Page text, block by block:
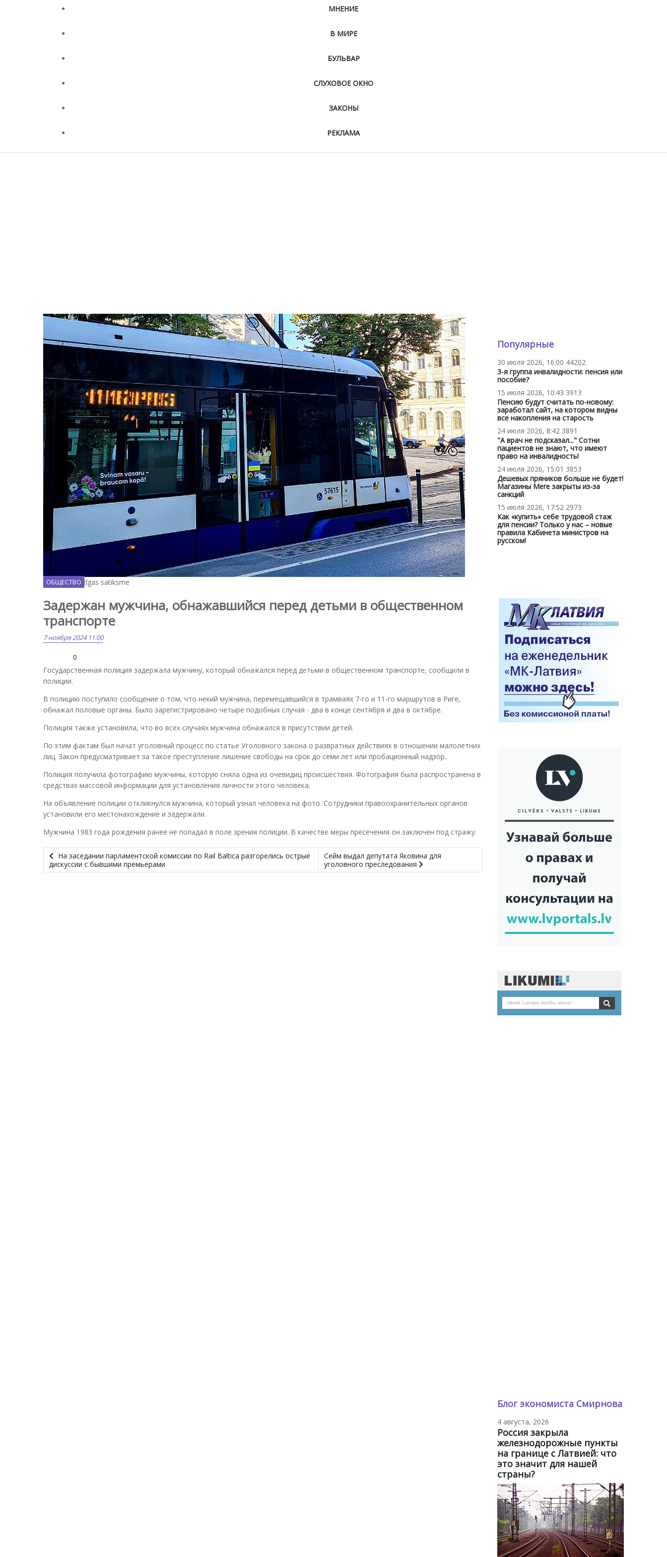
МНЕНИЕ
В МИРЕ
БУЛЬВАР
СЛУХОВОЕ ОКНО
ЗАКОНЫ
РЕКЛАМА
Facebook / Rīgas satiksme
ОБЩЕСТВО
Задержан мужчина, обнажавшийся перед детьми в общественном
транспорте
7 ноября 2024 11:00
0
Государственная полиция задержала мужчину, который обнажался перед детьми в общественном транспорте, сообщили в
полиции.
В полицию поступило сообщение о том, что некий мужчина, перемещавшийся в трамваях 7-го и 11-го маршрутов в Риге,
обнажал половые органы. Было зарегистрировано четыре подобных случая - два в конце сентября и два в октябре.
Полиция также установила, что во всех случаях мужчина обнажался в присутствии детей.
По этим фактам был начат уголовный процесс по статье Уголовного закона о развратных действиях в отношении малолетних
лиц. Закон предусматривает за такое преступление лишение свободы на срок до семи лет или пробационный надзор.
Полиция получила фотографию мужчины, которую сняла одна из очевидиц происшествия. Фотография была распространена в
средствах массовой информации для установления личности этого человека.
На объявление полиции откликнулся мужчина, который узнал человека на фото. Сотрудники правоохранительных органов
установили его местонахождение и задержали.
Мужчина 1983 года рождения ранее не попадал в поле зрения полиции. В качестве меры пресечения он заключен под стражу.
На заседании парламентской комиссии по Rail Baltica разгорелись острые
дискуссии с бывшими премьерами
Сейм выдал депутата Яковина для
уголовного преследования
Популярные
30 июля 2026, 16:00 44202
3-я группа инвалидности: пенсия или
пособие?
15 июля 2026, 10:43 3913
Пенсию будут считать по-новому:
заработал сайт, на котором видны
все накопления на старость
24 июля 2026, 8:42 3891
"А врач не подсказал..." Сотни
пациентов не знают, что имеют
право на инвалидность!
24 июля 2026, 15:01 3853
Дешевых пряников больше не будет!
Магазины Mere закрыты из-за
санкций
15 июля 2026, 17:52 2973
Как «купить» себе трудовой стаж
для пенсии? Только у нас – новые
правила Кабинета министров на
русском!
Блог экономиста Смирнова
4 августа, 2026
Россия закрыла
железнодорожные пункты
на границе с Латвией: что
это значит для нашей
страны?